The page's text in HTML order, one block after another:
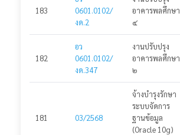
ประกาศสัญญา
แจ้งปัญหาการใช้งาน
183
0601.0102/
งด.2
อาคารพลศึกษา
๔
182
อว
0601.0102/
งด.347
งานปรับปรุง
อาคารพลศึกษา
๒
181 03/2568
จ้างบำรุงรักษา
ระบบจัดการ
ฐานข้อมูล
(Oracle 10g)